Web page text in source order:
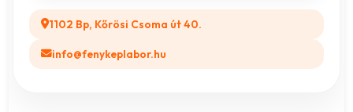
1102 Bp, Kőrösi Csoma út 40.
info@fenykeplabor.hu